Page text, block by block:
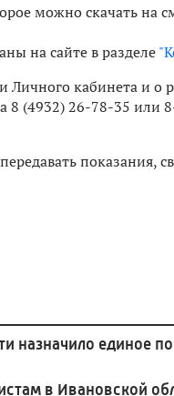
можно скачать на
на сайте в разделе
Личного кабинета и о
(4932) 26-78-35 или
показания,
назначило единое
в Ивановской